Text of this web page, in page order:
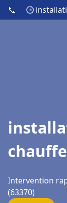
📞 🕒
Intervention
(63370)